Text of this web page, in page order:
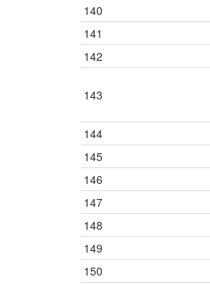
140
141
142
143
144
145
146
147
148
149
150